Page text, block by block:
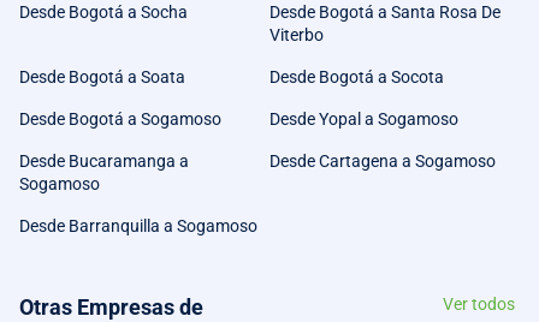
Desde Bogotá a Socha
Desde Bogotá a Santa Rosa De
Viterbo
Desde Bogotá a Soata Desde Bogotá a Socota
Desde Bogotá a Sogamoso Desde Yopal a Sogamoso
Desde Bucaramanga a
Sogamoso
Desde Cartagena a Sogamoso
Desde Barranquilla a Sogamoso
Otras Empresas de
Ver todos